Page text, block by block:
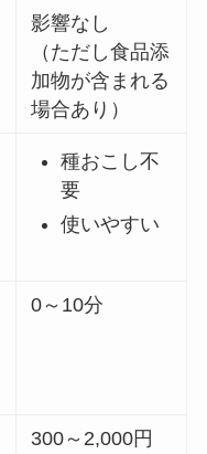
影響なし
（ただし食品添
加物が含まれる
場合あり）
種おこし不
要
使いやすい
0～10分
300～2,000円